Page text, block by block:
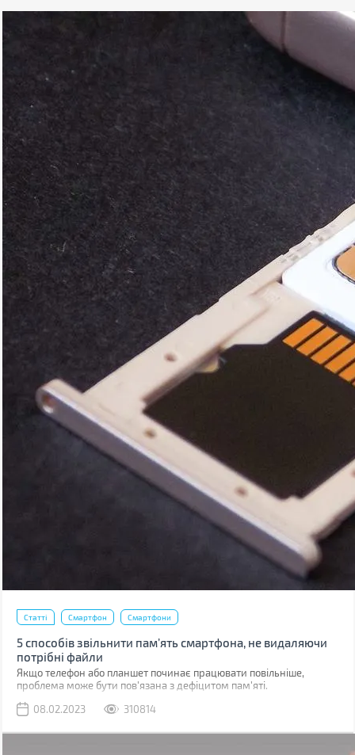
Статті Смартфон Смартфони
5 способів звільнити пам’ять смартфона, не видаляючи
потрібні файли
Якщо телефон або планшет починає працювати повільніше,
проблема може бути пов'язана з дефіцитом пам'яті.
08.02.2023
310814